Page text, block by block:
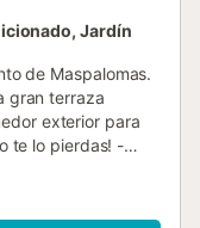
Jardín
de Maspalomas.
gran terraza
exterior para
te lo pierdas! -
- Comedor
-